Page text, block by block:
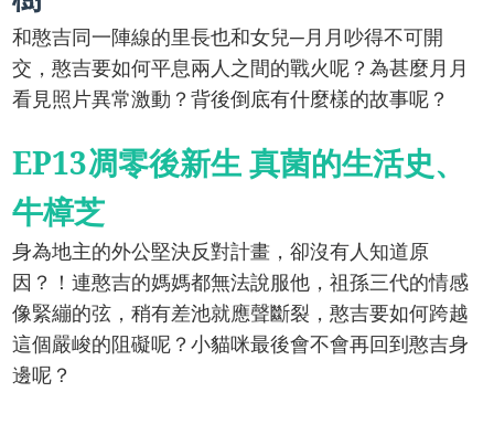
和憨吉同一陣線的里長也和女兒─月月吵得不可開
交，憨吉要如何平息兩人之間的戰火呢？為甚麼月月
看見照片異常激動？背後倒底有什麼樣的故事呢？
EP13凋零後新生 真菌的生活史、
牛樟芝
身為地主的外公堅決反對計畫，卻沒有人知道原
因？！連憨吉的媽媽都無法說服他，祖孫三代的情感
像緊繃的弦，稍有差池就應聲斷裂，憨吉要如何跨越
這個嚴峻的阻礙呢？小貓咪最後會不會再回到憨吉身
邊呢？